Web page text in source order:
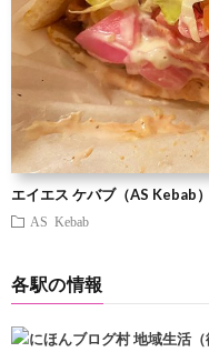
エイエス ケバブ（AS Kebab）
AS Kebab
各駅の情報